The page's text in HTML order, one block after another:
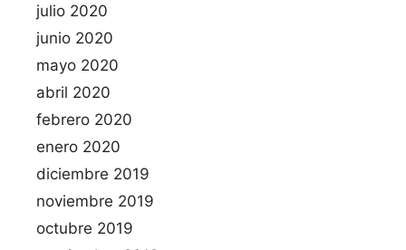
julio 2020
junio 2020
mayo 2020
abril 2020
febrero 2020
enero 2020
diciembre 2019
noviembre 2019
octubre 2019